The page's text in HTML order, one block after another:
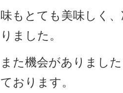
味もとても美味しく
りました。
また機会がありまし
ております。